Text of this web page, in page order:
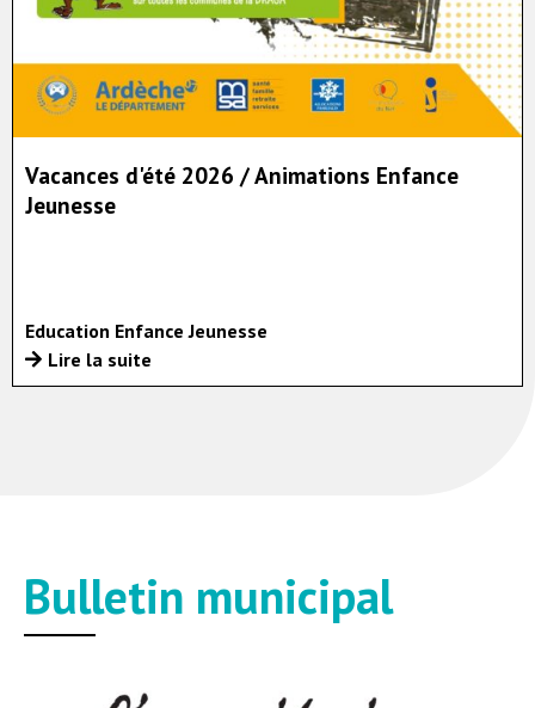
Vacances d'été 2026 / Animations Enfance
Jeunesse
Education Enfance Jeunesse
Lire la suite
Bulletin municipal